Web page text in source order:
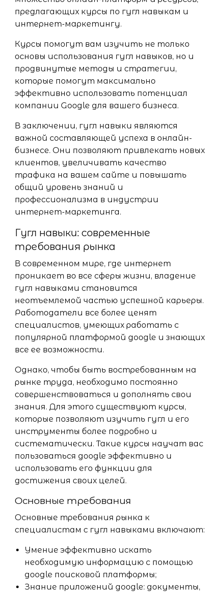
предлагающих курсы по гугл навыкам и
интернет-маркетингу.
Курсы помогут вам изучить не только
основы использования гугл навыков, но и
продвинутые методы и стратегии,
которые помогут максимально
эффективно использовать потенциал
компании Google для вашего бизнеса.
В заключении, гугл навыки являются
важной составляющей успеха в онлайн-
бизнесе. Они позволяют привлекать новых
клиентов, увеличивать качество
трафика на вашем сайте и повышать
общий уровень знаний и
профессионализма в индустрии
интернет-маркетинга.
Гугл навыки: современные
требования рынка
В современном мире, где интернет
проникает во все сферы жизни, владение
гугл навыками становится
неотъемлемой частью успешной карьеры.
Работодатели все более ценят
специалистов, умеющих работать с
популярной платформой google и знающих
все ее возможности.
Однако, чтобы быть востребованным на
рынке труда, необходимо постоянно
совершенствоваться и дополнять свои
знания. Для этого существуют курсы,
которые позволяют изучить гугл и его
инструменты более подробно и
систематически. Такие курсы научат вас
пользоваться google эффективно и
использовать его функции для
достижения своих целей.
Основные требования
Основные требования рынка к
специалистам с гугл навыками включают:
Умение эффективно искать
необходимую информацию с помощью
google поисковой платформы;
Знание приложений google: документы,